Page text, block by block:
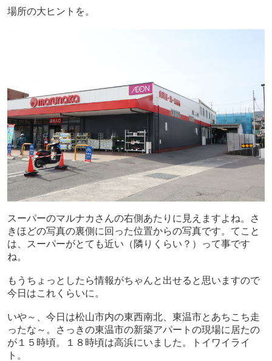
場所の大ヒントを。
スーパーのマルナカさんの右側あたりに見えますよね。さ
きほどの写真の裏側に回った位置からの写真です。てこと
は、スーパーがとても近い（隣りくらい？）って事です
ね。
もうちょっとしたら情報がちゃんと出せると思いますので
今日はこれくらいに。
いや～、今日は松山市内の東西南北、東温市とあちこち走
ったな～。さっきの東温市の新築アパートの現場に居たの
が１５時頃。１８時頃は高浜にいました。トイワイライ
ト。